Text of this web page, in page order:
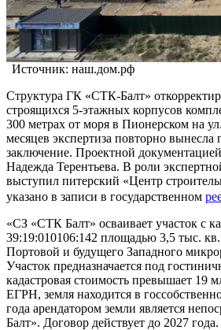
Источник: наш.дом.рф
Структура ГК «СТК-Балт»
строящихся 5-этажных корпусов
300 метрах от моря в Пионерском на
месяцев экспертиза повторно вынесла
заключение. Проектной
Надежда Терентьева. В роли
выступил питерский «Центр
указано в записи в государственном
«СЗ «СТК Балт» осваивает участок с
39:19:010106:142 площадью 3,5 тыс.
Портовой и будущего Западного
Участок предназначается под
кадастровая стоимость превышает 19
ЕГРН, земля находится в
года арендатором земли является
Балт». Договор действует до 2027 года.